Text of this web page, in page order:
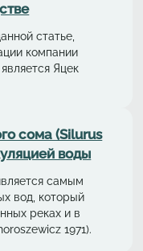
статье,
компании
Яцек
сома (Silurus
воды
самым
вод, который
реках и в
1971).